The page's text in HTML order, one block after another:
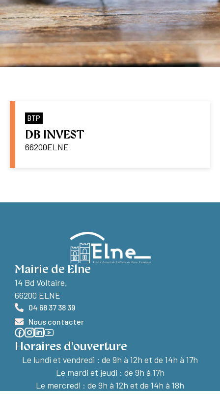
BTP
DB INVEST
66200ELNE
Mairie de Elne
14 Bd Voltaire,
66200 ELNE
04 68 37 38 39
Nous contacter
Horaires d'ouverture
Le lundi et vendredi : de 9h à 12h et de 14h à 17h
Le mardi et jeudi : de 9h à 17h
Le mercredi : de 9h à 12h et de 14h à 18h